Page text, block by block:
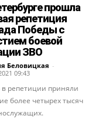
прошла
репетиция
Победы с
боевой
ЗВО
Беловицкая -
09:43
в репетиции приняли
более четырех тысяч